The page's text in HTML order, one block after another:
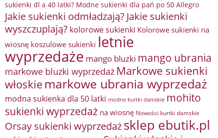
sukienki dl a 40 latki? Modne sukienki dla pań po 50 Allegro
Jakie sukienki odmładzają? Jakie sukienki
wyszczuplają? kolorowe sukienki Kolorowe sukienki na
wiosnę koszulowe sukienki letnie
wyprzedaże mango bluzki mango ubrania
markowe bluzki wyprzedaż Markowe sukienki
włoskie markowe ubrania wyprzedaż
modna sukienka dla 50 latki modne kurtki damskie mohito
sukienki wyprzedaż na wiosnę Nowości kurtki damskie
Orsay sukienki wyprzedażsklep ebutik.pl